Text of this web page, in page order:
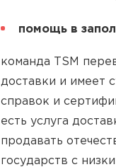
помощь в
команда TSM
доставки и имеет
справок и
есть услуга
продавать
государств с